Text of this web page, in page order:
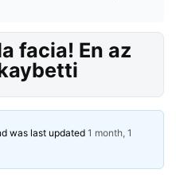
facia! En az
was last updated 1 month, 1